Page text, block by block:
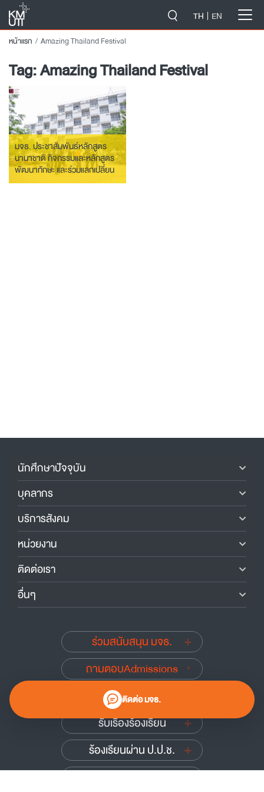
TH EN
หน้าแรก Amazing Thailand Festival
Tag:Amazing Thailand Festival
มจธ. ประชาสัมพันธ์หลักสูตร
นานาชาติ กิจกรรมและหลักสูตร
พัฒนาทักษะ และร่วมแลกเปลี่ยน
มุมมองด้านการศึกษา ณ ประเทศ
ติดต่อ มจธ.
นักศึกษาปัจจุบัน
บุคลากร
บริการสังคม
หน่วยงาน
ติดต่อเรา
อื่นๆ
ร่วมสนับสนุน มจธ.
ถามตอบAdmissions
นักศึกษาเก่าสัมพันธ์
รับเรื่องร้องเรียน
ร้องเรียนผ่าน ป.ป.ช.